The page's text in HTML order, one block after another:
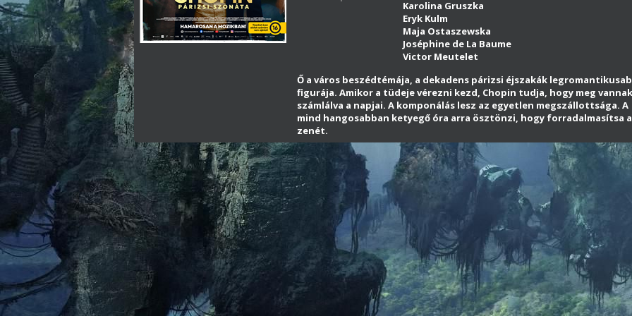
Karolina Gruszka
Eryk Kulm
Maja Ostaszewska
Joséphine de La Baume
Victor Meutelet
Ő a város beszédtémája, a dekadens párizsi éjszakák
figurája. Amikor a tüdeje vérezni kezd, Chopin tudja, hogy meg vannak
számlálva a napjai. A komponálás lesz az egyetlen megszállottsága. A
mind hangosabban ketyegő óra arra ösztönzi, hogy forradalmasítsa a
zenét.